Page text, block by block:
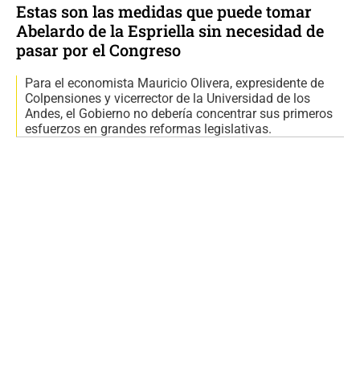
Estas son las medidas que puede tomar
Abelardo de la Espriella sin necesidad de
pasar por el Congreso
Para el economista Mauricio Olivera, expresidente de
Colpensiones y vicerrector de la Universidad de los
Andes, el Gobierno no debería concentrar sus primeros
esfuerzos en grandes reformas legislativas.